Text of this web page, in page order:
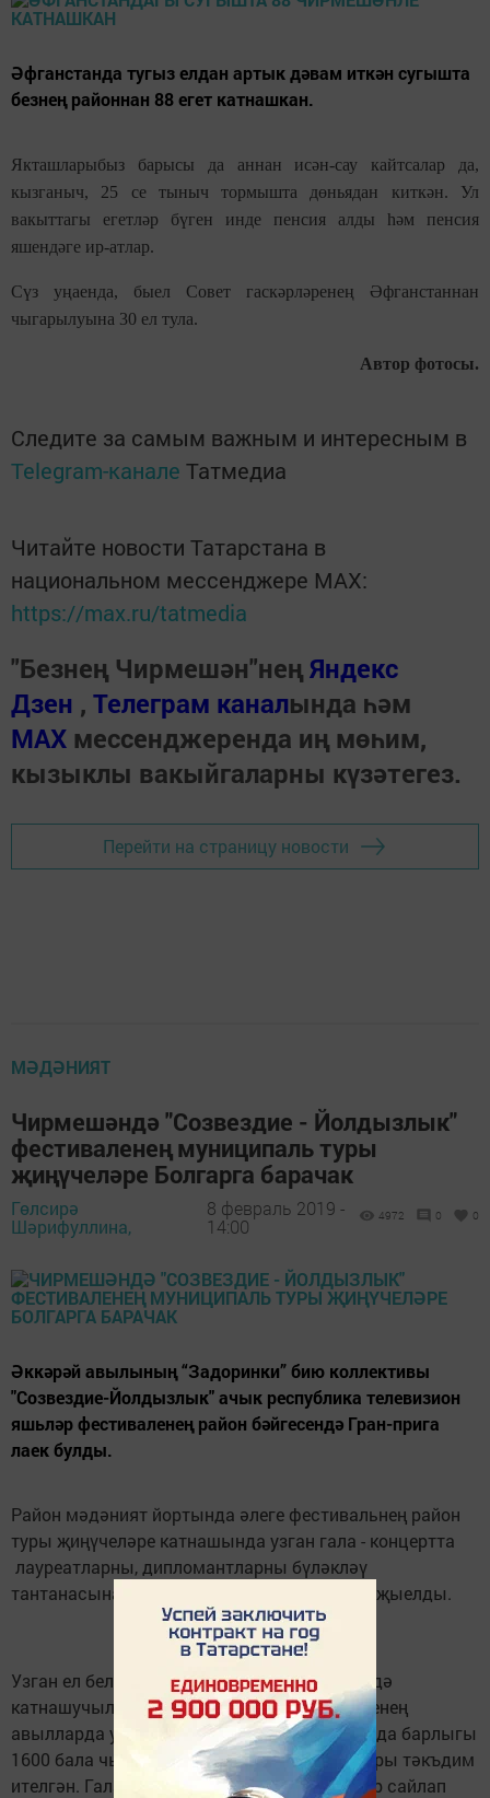
Әфганстанда тугыз елдан артык дәвам иткән сугышта
безнең районнан 88 егет катнашкан.
Якташларыбыз барысы да аннан исән-сау кайтсалар да,
кызганыч, 25 се тыныч тормышта дөньядан киткән. Ул
вакыттагы егетләр бүген инде пенсия алды һәм пенсия
яшендәге ир-атлар.
Сүз уңаенда, быел Совет гаскәрләренең Әфганстаннан
чыгарылуына 30 ел тула.
Автор фотосы.
Следите за самым важным и интересным в
Telegram-канале Татмедиа
Читайте новости Татарстана в
национальном мессенджере MАХ:
https://max.ru/tatmedia
"Безнең Чирмешән"неңЯндекс
Дзен , Телеграм каналында һәм
МАХ мессенджеренда иң мөһим,
кызыклы вакыйгаларны күзәтегез.
Перейти на страницу новости
МӘДӘНИЯТ
Чирмешәндә "Созвездие - Йолдызлык"
фестиваленең муниципаль туры
җиңүчеләре Болгарга барачак
Гөлсирә
Шәрифуллина,
8 февраль 2019 -
14:00
4972 0 0
Әккәрәй авылының “Задоринки” бию коллективы
"Созвездие-Йолдызлык" ачык республика телевизион
яшьләр фестиваленең район бәйгесендә Гран-прига
лаек булды.
Район мәдәният йортында әлеге фестивальнең район
туры җиңүчеләре катнашында узган гала - концертта
лауреатларны, дипломантларны бүләкләү
тантанасына йөзләгән бала, тамашачылар җыелды.
Узган ел белән чагыштырганда, фестивальдә
катнашучылар саны тагын да арткан. Бәйгенең
авылларда узган беренче сайлап алу турында барлыгы
1600 бала чыгыш ясаган, 542 концерт номеры тәкъдим
ителгән. Гала-концертка 50 дән артык номер сайлап